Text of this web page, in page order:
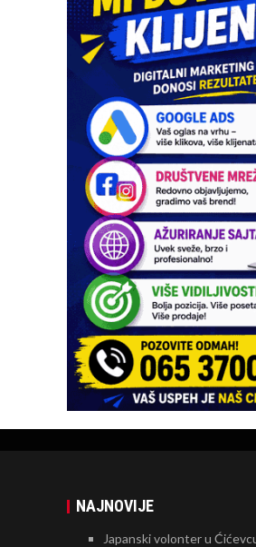
NAJNOVIJE
Japanski volonter u